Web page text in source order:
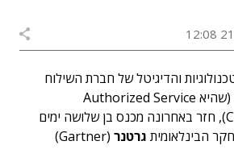
והדיגיטל של חברת השילוח
(שהיא Authorized Service
Contractor for UPS), חזר באחרונה מכנס בן שלושה ימים
הבינלאומית גרטנר
(Gartner)